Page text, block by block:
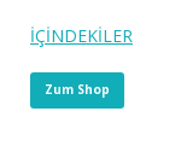
İÇİNDEKİLER
Zum Shop